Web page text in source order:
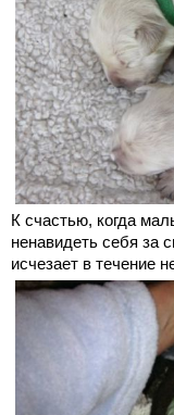
К счастью, когда
ненавидеть себя за
исчезает в течение